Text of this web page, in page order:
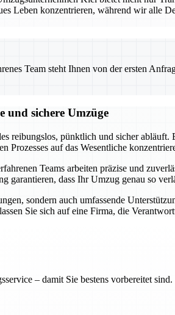
Leben konzentrieren, während wir alle
Team steht Ihnen von der ersten
und sichere Umzüge
reibungslos, pünktlich und sicher
auf das Wesentliche
Teams arbeiten präzise und
garantieren, dass Ihr Umzug genau so
sondern auch umfassende
Sie sich auf eine Firma, die
– damit Sie bestens vorbereitet sind.